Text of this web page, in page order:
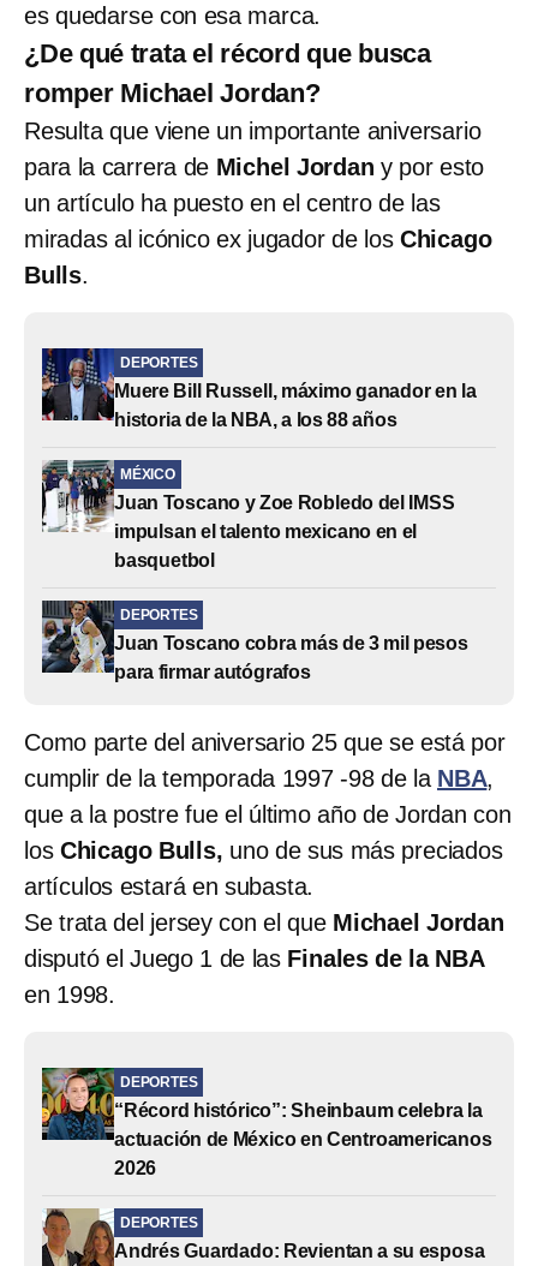
es quedarse con esa marca.
¿De qué trata el récord que busca
romper Michael Jordan?
Resulta que viene un importante aniversario
para la carrera de Michel Jordan y por esto
un artículo ha puesto en el centro de las
miradas al icónico ex jugador de los Chicago
Bulls.
DEPORTES
Muere Bill Russell, máximo ganador en la
historia de la NBA, a los 88 años
MÉXICO
Juan Toscano y Zoe Robledo del IMSS
impulsan el talento mexicano en el
basquetbol
DEPORTES
Juan Toscano cobra más de 3 mil pesos
para firmar autógrafos
Como parte del aniversario 25 que se está por
cumplir de la temporada 1997 -98 de la NBA,
que a la postre fue el último año de Jordan con
los Chicago Bulls, uno de sus más preciados
artículos estará en subasta.
Se trata del jersey con el que Michael Jordan
disputó el Juego 1 de las Finales de la NBA
en 1998.
DEPORTES
“Récord histórico”: Sheinbaum celebra la
actuación de México en Centroamericanos
2026
DEPORTES
Andrés Guardado: Revientan a su esposa